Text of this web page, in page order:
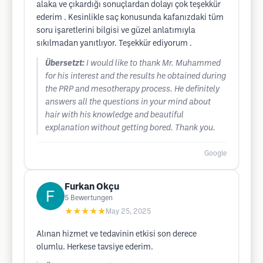
alaka ve çıkardığı sonuçlardan dolayı çok teşekkür
ederim . Kesinlikle saç konusunda kafanızdaki tüm
soru işaretlerini bilgisi ve güzel anlatımıyla
sıkılmadan yanıtlıyor. Teşekkür ediyorum .
Übersetzt: I would like to thank Mr. Muhammed
for his interest and the results he obtained during
the PRP and mesotherapy process. He definitely
answers all the questions in your mind about
hair with his knowledge and beautiful
explanation without getting bored. Thank you.
Google
Furkan Okçu
5 Bewertungen
★★★★★ May 25, 2025
Alınan hizmet ve tedavinin etkisi son derece
olumlu. Herkese tavsiye ederim.